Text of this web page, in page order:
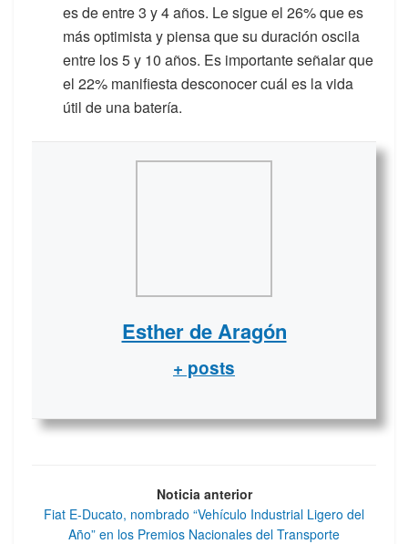
es de entre 3 y 4 años. Le sigue el 26% que es
más optimista y piensa que su duración oscila
entre los 5 y 10 años. Es importante señalar que
el 22% manifiesta desconocer cuál es la vida
útil de una batería.
Esther de Aragón
+ posts
Noticia anterior
Fiat E-Ducato, nombrado “Vehículo Industrial Ligero del
Año” en los Premios Nacionales del Transporte